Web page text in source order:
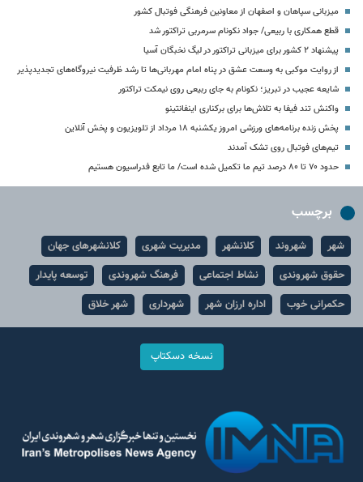
میزبانی سپاهان و اصفهان از معاونین فرهنگی فوتبال کشور
قطع همکاری با ربیعی/ جواد نکونام سرمربی تراکتور شد
پیشنهاد ۲ کشور برای میزبانی تراکتور در لیگ نخبگان آسیا
از روایت موکبی به وسعت عشق در پناه امام مهربانی‌ها تا رشد ظرفیت نیروگاه‌های تجدیدپذیر
شایعه عجیب در تبریز؛ نکونام به جای ربیعی روی نیمکت تراکتور
واکنش تند فیفا به تلاش‌ها برای برکناری اینفانتینو
پخش زنده برنامه‌های ورزشی امروز یکشنبه ۱۸ مرداد از تلویزیون و پخش آنلاین
تیم‌های فوتبال روی تشک آمدند
حدود ۷۰ تا ۸۰ درصد تیم ما تکمیل شده است/ ما تابع فدراسیون هستیم
برچسب
شهر شهروند کلانشهر مدیریت شهری
کلانشهرهای جهان
حقوق شهروندی
نشاط اجتماعی فرهنگ شهروندی
توسعه پایدار
حکمرانی خوب
اداره ارزان شهر شهرداری شهر خلاق
نسخه دسکتاپ